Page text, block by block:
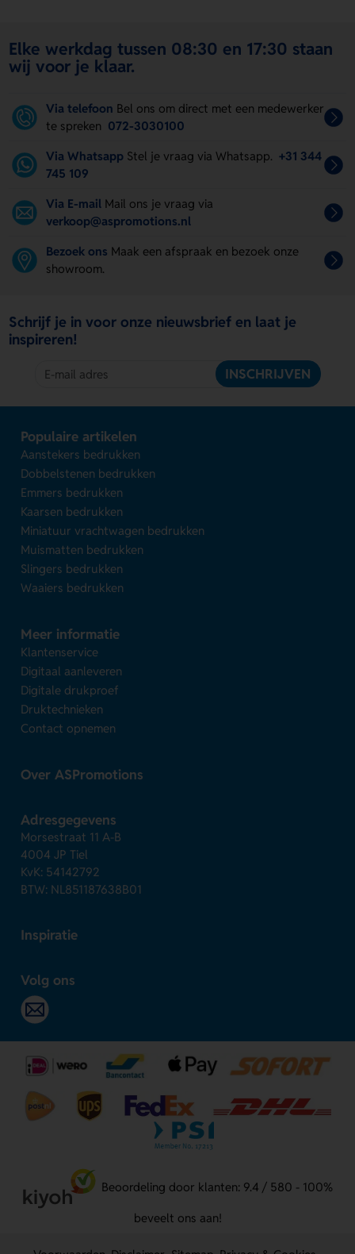
Elke werkdag tussen 08:30 en 17:30 staan
wij voor je klaar.
Via telefoon Bel ons om direct met een medewerker
te spreken 072-3030100
Via Whatsapp Stel je vraag via Whatsapp. +31 344
745 109
Via E-mail Mail ons je vraag via
verkoop@aspromotions.nl
Bezoek ons Maak een afspraak en bezoek onze
showroom.
Schrijf je in voor onze nieuwsbrief en laat je
inspireren!
INSCHRIJVEN
Populaire artikelen
Aanstekers bedrukken
Dobbelstenen bedrukken
Emmers bedrukken
Kaarsen bedrukken
Miniatuur vrachtwagen bedrukken
Muismatten bedrukken
Slingers bedrukken
Waaiers bedrukken
Meer informatie
Klantenservice
Digitaal aanleveren
Digitale drukproef
Druktechnieken
Contact opnemen
Over ASPromotions
Adresgegevens
Morsestraat 11 A-B
4004 JP Tiel
KvK: 54142792
BTW: NL851187638B01
Inspiratie
Volg ons
Beoordeling door klanten: 9.4 / 580 - 100%
beveelt ons aan!